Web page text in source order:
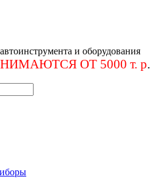
и оборудования
ОТ 5000 т. р.